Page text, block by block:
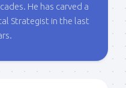
He has carved a
Strategist in the last